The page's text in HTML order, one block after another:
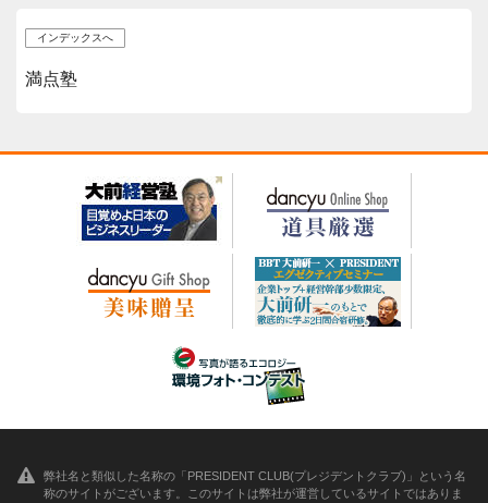
インデックスへ
満点塾
弊社名と類似した名称の「PRESIDENT CLUB(プレジデントクラブ)」という名
称のサイトがございます。このサイトは弊社が運営しているサイトではありま